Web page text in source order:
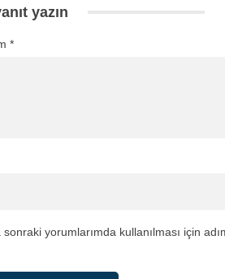
yazın
*
sonraki yorumlarımda kullanılması için